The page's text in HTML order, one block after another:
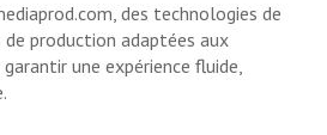
des technologies de
production adaptées aux
une expérience fluide,